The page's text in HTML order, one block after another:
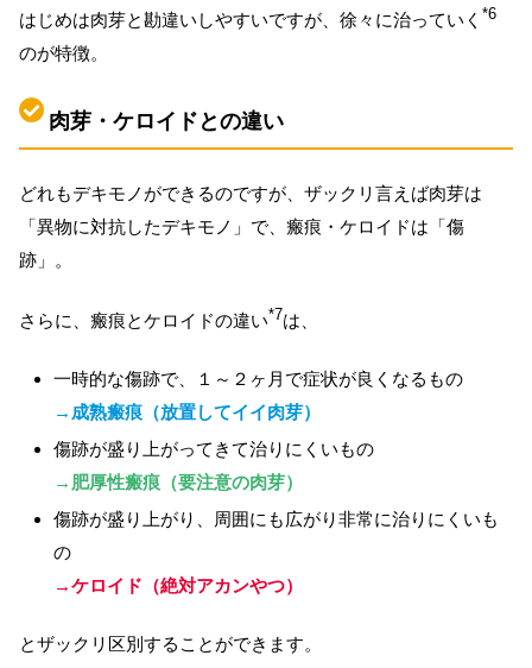
はじめは肉芽と勘違いしやすいですが、徐々に治っていく *6
のが特徴。
肉芽・ケロイドとの違い
どれもデキモノができるのですが、ザックリ言えば肉芽は
「異物に対抗したデキモノ」で、瘢痕・ケロイドは「傷
跡」。
さらに、瘢痕とケロイドの違い*7は、
一時的な傷跡で、１～２ヶ月で症状が良くなるもの
→成熟瘢痕（放置してイイ肉芽）
傷跡が盛り上がってきて治りにくいもの
→肥厚性瘢痕（要注意の肉芽）
傷跡が盛り上がり、周囲にも広がり非常に治りにくいも
の
→ケロイド（絶対アカンやつ）
とザックリ区別することができます。